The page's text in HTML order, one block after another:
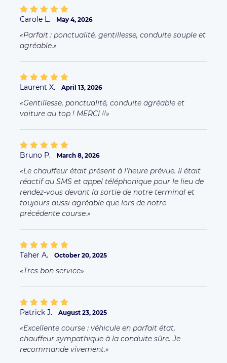
Carole L. May 4, 2026
Parfait : ponctualité, gentillesse, conduite souple et
agréable.
Laurent X. April 13, 2026
Gentillesse, ponctualité, conduite agréable et
voiture au top ! MERCI !!
Bruno P. March 8, 2026
Le chauffeur était présent à l'heure prévue. Il était
réactif au SMS et appel téléphonique pour le lieu de
rendez-vous devant la sortie de notre terminal et
toujours aussi agréable que lors de notre
précédente course.
Taher A. October 20, 2025
Tres bon service
Patrick J. August 23, 2025
Excellente course : véhicule en parfait état,
chauffeur sympathique à la conduite sûre. Je
recommande vivement.